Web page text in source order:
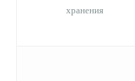
хранения